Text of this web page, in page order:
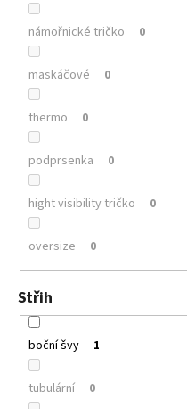
námořnické tričko 0
maskáčové 0
thermo 0
podprsenka 0
hight visibility tričko 0
oversize 0
Střih
boční švy 1
tubulární 0